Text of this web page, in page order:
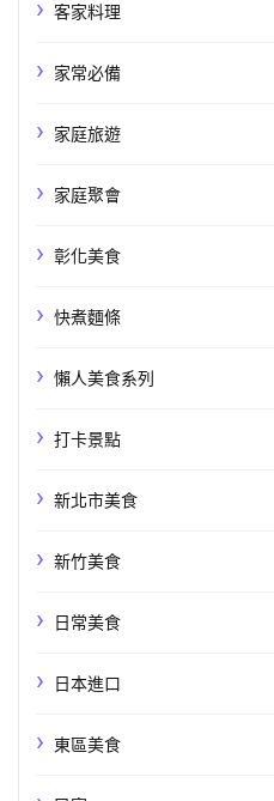
客家料理
家常必備
家庭旅遊
家庭聚會
彰化美食
快煮麵條
懶人美食系列
打卡景點
新北市美食
新竹美食
日常美食
日本進口
東區美食